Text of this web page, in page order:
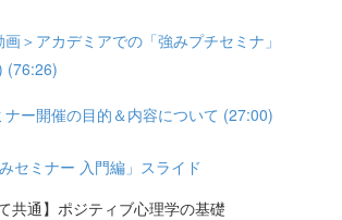
画＞アカデミアでの「強みプチセミナ」
(76:26)
ー開催の目的＆内容について (27:00)
みセミナー 入門編」スライド
共通】ポジティブ心理学の基礎